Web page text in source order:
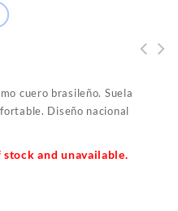
cuero brasileño. Suela
Diseño nacional
and unavailable.